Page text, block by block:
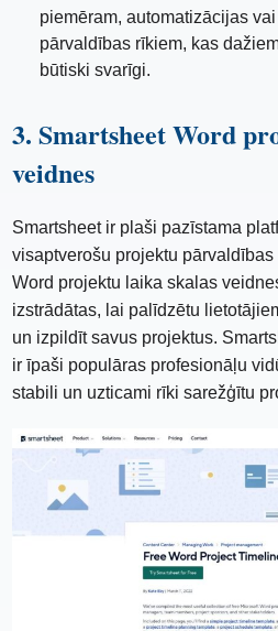
piemēram, automatizācijas
pārvaldības rīkiem, kas
būtiski svarīgi.
3. Smartsheet Word
veidnes
Smartsheet ir plaši pazīstama
visaptverošu projektu
Word projektu laika skalas
izstrādātas, lai palīdzētu
un izpildīt savus projektus.
ir īpaši populāras profesionāļu
stabili un uzticami rīki sarežģītu